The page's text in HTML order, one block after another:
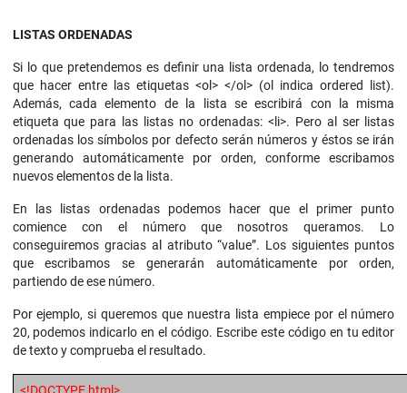
LISTAS ORDENADAS
Si lo que pretendemos es definir una lista ordenada, lo tendremos
que hacer entre las etiquetas <ol> </ol> (ol indica ordered list).
Además, cada elemento de la lista se escribirá con la misma
etiqueta que para las listas no ordenadas: <li>. Pero al ser listas
ordenadas los símbolos por defecto serán números y éstos se irán
generando automáticamente por orden, conforme escribamos
nuevos elementos de la lista.
En las listas ordenadas podemos hacer que el primer punto
comience con el número que nosotros queramos. Lo
conseguiremos gracias al atributo “value”. Los siguientes puntos
que escribamos se generarán automáticamente por orden,
partiendo de ese número.
Por ejemplo, si queremos que nuestra lista empiece por el número
20, podemos indicarlo en el código. Escribe este código en tu editor
de texto y comprueba el resultado.